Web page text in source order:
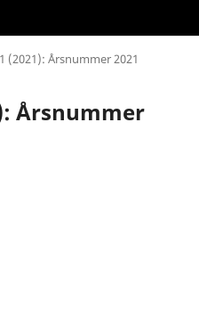
(2021): Årsnummer 2021
Årsnummer